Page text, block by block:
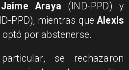
Jaime Araya (IND-PPD) y
PPD), mientras queAlexis
optó por abstenerse.
se rechazaron